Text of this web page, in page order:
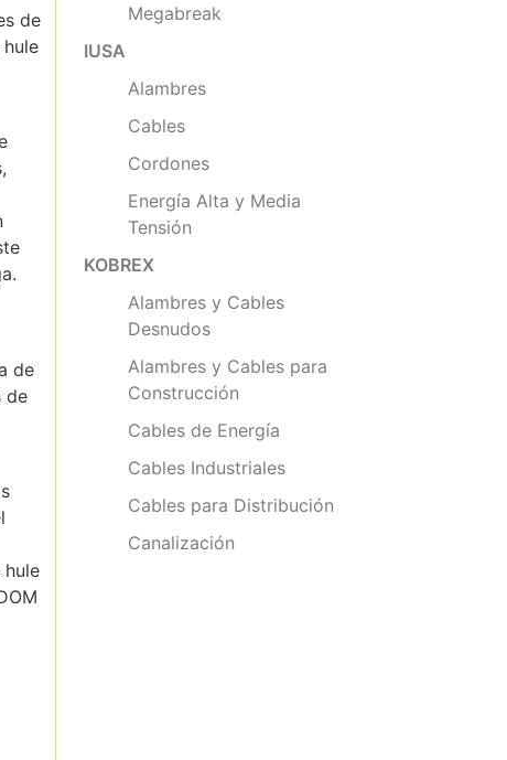
de
de
de
hule
Megabreak
IUSA
Alambres
Cables
Cordones
Energía Alta y Media
Tensión
KOBREX
Alambres y Cables
Desnudos
Alambres y Cables para
Construcción
Cables de Energía
Cables Industriales
Cables para Distribución
Canalización